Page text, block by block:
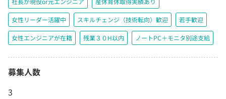
女性リーダー活躍中 スキルチェンジ（技術転向）歓迎 若手歓迎
女性エンジニアが在籍 残業３０H以内 ノートPC＋モニタ別途支給
募集人数
3